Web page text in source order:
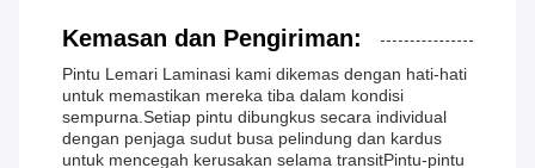
Kemasan dan Pengiriman:
Pintu Lemari Laminasi kami dikemas dengan hati-hati
untuk memastikan mereka tiba dalam kondisi
sempurna.Setiap pintu dibungkus secara individual
dengan penjaga sudut busa pelindung dan kardus
untuk mencegah kerusakan selama transitPintu-pintu